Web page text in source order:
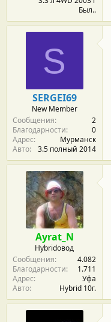
Был..
S
SERGEI69
New Member
Сообщения
2
Благодарности
0
Адрес
Мурманск
Авто
3.5 полный 2014
Ayrat_N
Hybridовод
Сообщения
4.082
Благодарности
1.711
Адрес
Уфа
Авто
Hybrid 10г.